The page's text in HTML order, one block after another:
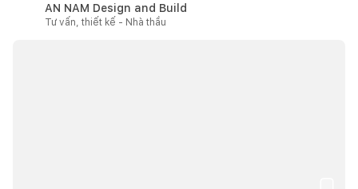
AN NAM Design and Build
Tư vấn, thiết kế - Nhà thầu